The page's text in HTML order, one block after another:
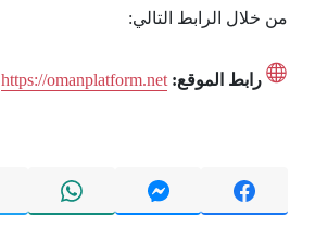
من خلال الرابط التالي:
رابط الموقع: https://omanplatform.net